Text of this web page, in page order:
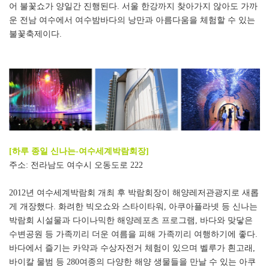
어 불꽃쇼가 양일간 진행된다. 서울 한강까지 찾아가지 않아도 가까
운 전남 여수에서 여수밤바다의 낭만과 아름다움을 체험할 수 있는
불꽃축제이다.
[하루 종일 신나는-여수세계박람회장]
주소: 전라남도 여수시 오동도로 222
2012년 여수세계박람회 개최 후 박람회장이 해양레저관광지로 새롭
게 개장했다 화려한 빅오쇼와 스타이타워
아쿠아플라넷 등 신나는
박람회 시설물과 다이나믹한 해양레포츠 프로그램
바다와 맞닿은
수변공원 등 가족끼리 더운 여름을 피해 가족끼리 여행하기에 좋다
바다에서 즐기는 카약과 수상자전거 체험이 있으며 벨루가 흰고래
바이칼 물범 등 280여종의 다양한 해양 생물들을 만날 수 있는 아쿠